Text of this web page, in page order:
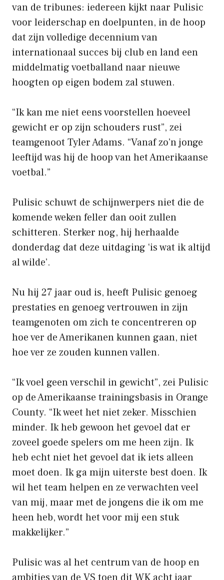
van de tribunes: iedereen kijkt naar Pulisic
voor leiderschap en doelpunten, in de hoop
dat zijn volledige decennium van
internationaal succes bij club en land een
middelmatig voetballand naar nieuwe
hoogten op eigen bodem zal stuwen.
“Ik kan me niet eens voorstellen hoeveel
gewicht er op zijn schouders rust”, zei
teamgenoot Tyler Adams. “Vanaf zo’n jonge
leeftijd was hij de hoop van het Amerikaanse
voetbal.”
Pulisic schuwt de schijnwerpers niet die de
komende weken feller dan ooit zullen
schitteren. Sterker nog, hij herhaalde
donderdag dat deze uitdaging ‘is wat ik altijd
al wilde’.
Nu hij 27 jaar oud is, heeft Pulisic genoeg
prestaties en genoeg vertrouwen in zijn
teamgenoten om zich te concentreren op
hoe ver de Amerikanen kunnen gaan, niet
hoe ver ze zouden kunnen vallen.
“Ik voel geen verschil in gewicht”, zei Pulisic
op de Amerikaanse trainingsbasis in Orange
County. “Ik weet het niet zeker. Misschien
minder. Ik heb gewoon het gevoel dat er
zoveel goede spelers om me heen zijn. Ik
heb echt niet het gevoel dat ik iets alleen
moet doen. Ik ga mijn uiterste best doen. Ik
wil het team helpen en ze verwachten veel
van mij, maar met de jongens die ik om me
heen heb, wordt het voor mij een stuk
makkelijker.”
Pulisic was al het centrum van de hoop en
ambities van de VS toen dit WK acht jaar